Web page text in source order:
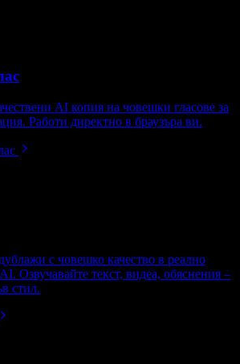
AI копия на човешки гласове за
Работи директно в браузъра ви.
с човешко качество в реално
Озвучавайте текст, видеа, обяснения –
стил.